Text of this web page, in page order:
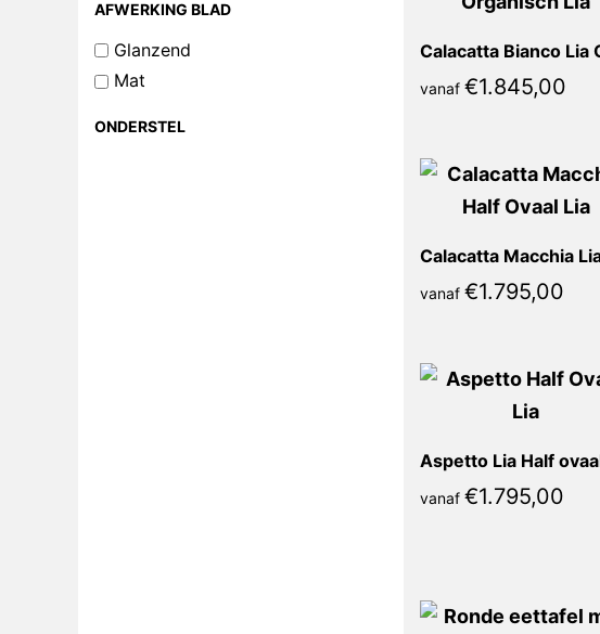
vanaf €1.845,00
vanaf €1.795,00
Aspetto Lia Half ovaal
vanaf €1.795,00
AFWERKING BLAD
Glanzend
Mat
ONDERSTEL